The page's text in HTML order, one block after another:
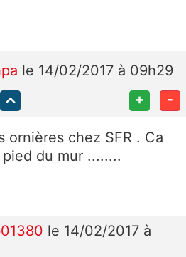
le 14/02/2017 à 09h29
+ -
ornières chez SFR . Ca
du mur ........
le 14/02/2017 à